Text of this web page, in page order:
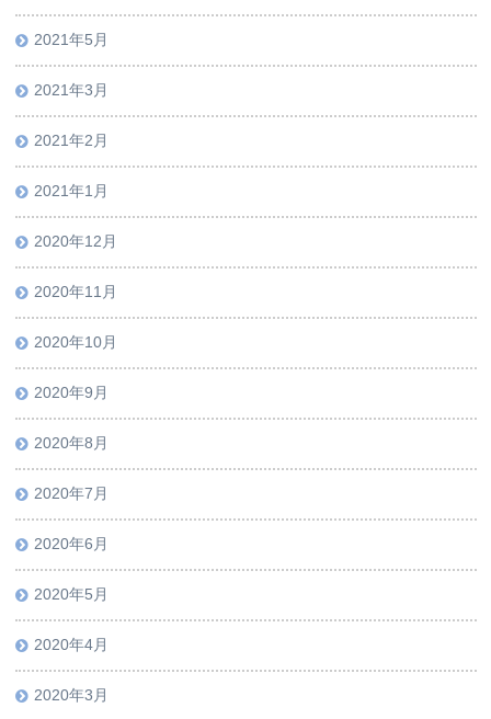
2021年5月
2021年3月
2021年2月
2021年1月
2020年12月
2020年11月
2020年10月
2020年9月
2020年8月
2020年7月
2020年6月
2020年5月
2020年4月
2020年3月